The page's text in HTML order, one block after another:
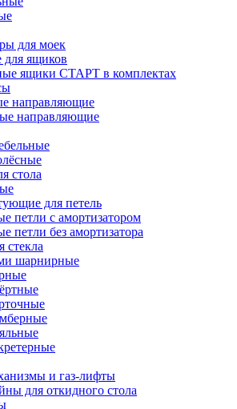
для моек
ящиков
ящики СТАРТ в комплектах
направляющие
направляющие
стола
для петель
петли с амортизатором
петли без амортизатора
стекла
шарнирные
и газ-лифты
для откидного стола